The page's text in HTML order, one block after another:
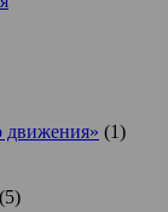
движения» (1)
(5)